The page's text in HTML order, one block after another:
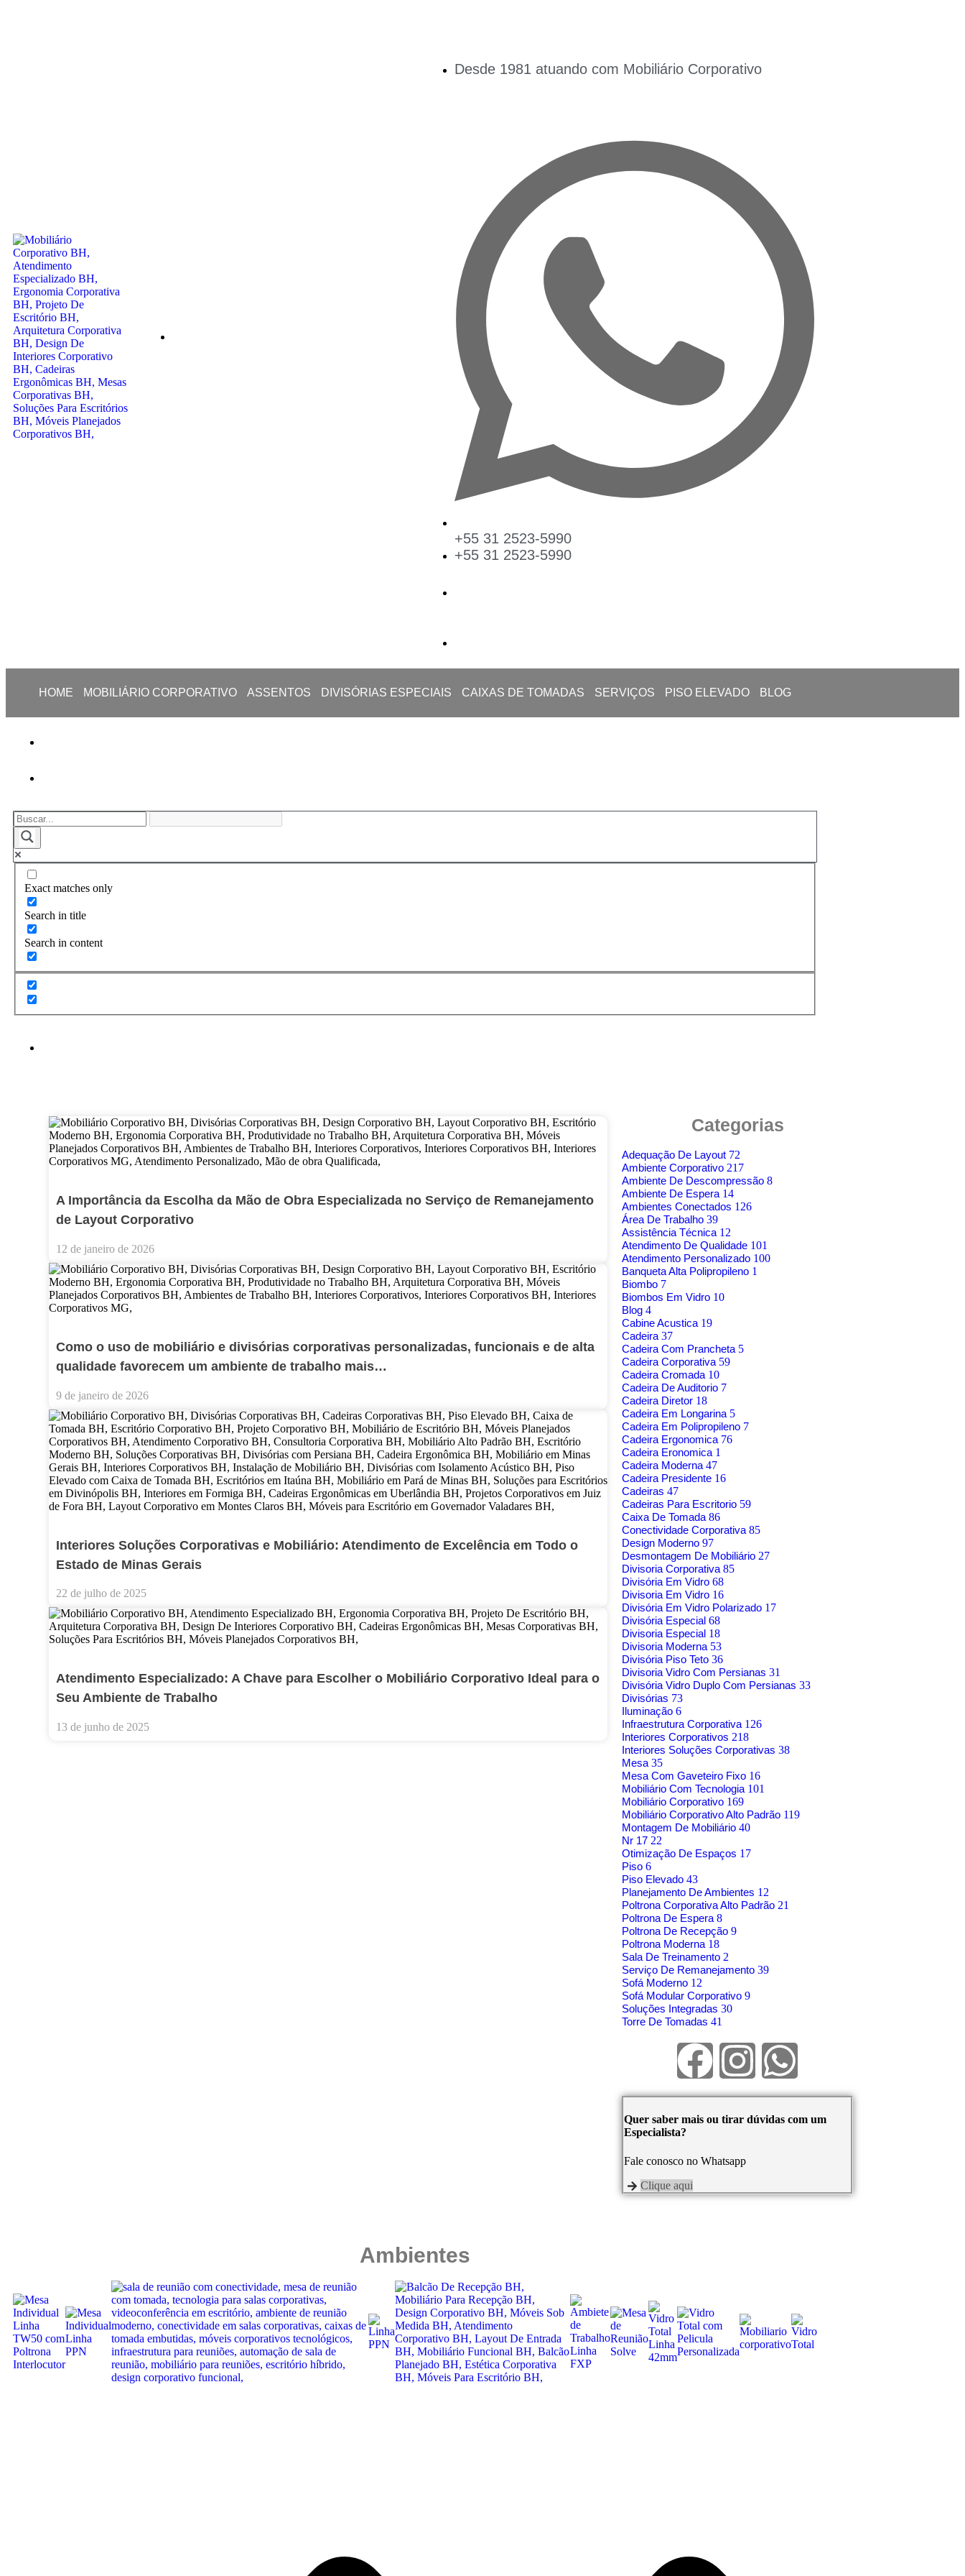
Desde 1981 atuando com Mobiliário Corporativo
+55 31 2523-5990
+55 31 2523-5990
HOME MOBILIÁRIO CORPORATIVO ASSENTOS DIVISÓRIAS ESPECIAIS CAIXAS DE TOMADAS SERVIÇOS PISO ELEVADO BLOG
Exact matches only
Search in title
Search in content
A Importância da Escolha da Mão de Obra Especializada no Serviço de Remanejamento
de Layout Corporativo
12 de janeiro de 2026
Como o uso de mobiliário e divisórias corporativas personalizadas, funcionais e de alta
qualidade favorecem um ambiente de trabalho mais…
9 de janeiro de 2026
Interiores Soluções Corporativas e Mobiliário: Atendimento de Excelência em Todo o
Estado de Minas Gerais
22 de julho de 2025
Atendimento Especializado: A Chave para Escolher o Mobiliário Corporativo Ideal para o
Seu Ambiente de Trabalho
13 de junho de 2025
Categorias
Adequação De Layout 72
Ambiente Corporativo 217
Ambiente De Descompressão 8
Ambiente De Espera 14
Ambientes Conectados 126
Área De Trabalho 39
Assistência Técnica 12
Atendimento De Qualidade 101
Atendimento Personalizado 100
Banqueta Alta Polipropileno 1
Biombo 7
Biombos Em Vidro 10
Blog 4
Cabine Acustica 19
Cadeira 37
Cadeira Com Prancheta 5
Cadeira Corporativa 59
Cadeira Cromada 10
Cadeira De Auditorio 7
Cadeira Diretor 18
Cadeira Em Longarina 5
Cadeira Em Polipropileno 7
Cadeira Ergonomica 76
Cadeira Eronomica 1
Cadeira Moderna 47
Cadeira Presidente 16
Cadeiras 47
Cadeiras Para Escritorio 59
Caixa De Tomada 86
Conectividade Corporativa 85
Design Moderno 97
Desmontagem De Mobiliário 27
Divisoria Corporativa 85
Divisória Em Vidro 68
Divisoria Em Vidro 16
Divisória Em Vidro Polarizado 17
Divisória Especial 68
Divisoria Especial 18
Divisoria Moderna 53
Divisória Piso Teto 36
Divisoria Vidro Com Persianas 31
Divisória Vidro Duplo Com Persianas 33
Divisórias 73
Iluminação 6
Infraestrutura Corporativa 126
Interiores Corporativos 218
Interiores Soluções Corporativas 38
Mesa 35
Mesa Com Gaveteiro Fixo 16
Mobiliário Com Tecnologia 101
Mobiliário Corporativo 169
Mobiliário Corporativo Alto Padrão 119
Montagem De Mobiliário 40
Nr 17 22
Otimização De Espaços 17
Piso 6
Piso Elevado 43
Planejamento De Ambientes 12
Poltrona Corporativa Alto Padrão 21
Poltrona De Espera 8
Poltrona De Recepção 9
Poltrona Moderna 18
Sala De Treinamento 2
Serviço De Remanejamento 39
Sofá Moderno 12
Sofá Modular Corporativo 9
Soluções Integradas 30
Torre De Tomadas 41
Quer saber mais ou tirar dúvidas com um
Especialista?
Fale conosco no Whatsapp
Clique aqui
Ambientes